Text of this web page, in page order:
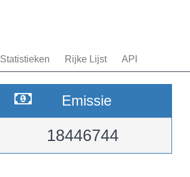
Statistieken Rijke Lijst API
Emissie
18446744